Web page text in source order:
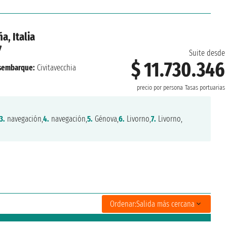
Italia
Suite desde
$ 11.730.346
precio por persona Tasas portuarias
Civitavecchia
navegación,4. navegación,5. Génova,6. Livorno,7. Livorno,
Ordenar:Salida más cercana